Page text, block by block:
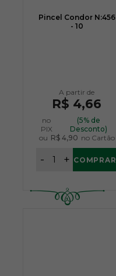
Pincel Condor N:456
- 10
R$ 4,66
no
PIX
(5% de
Desconto)
ou R$ 4,90 no Cartão
+
- COMPRAR